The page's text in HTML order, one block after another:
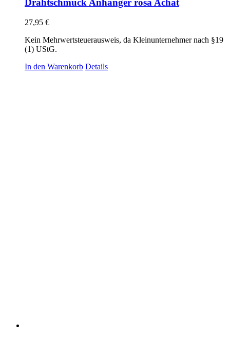
Drahtschmuck Anhänger rosa Achat
27,95 €
Kein Mehrwertsteuerausweis, da Kleinunternehmer nach §19
(1) UStG.
In den Warenkorb Details